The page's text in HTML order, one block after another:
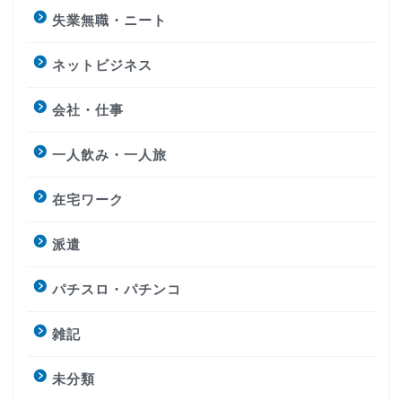
失業無職・ニート
ネットビジネス
会社・仕事
一人飲み・一人旅
在宅ワーク
派遣
パチスロ・パチンコ
雑記
未分類